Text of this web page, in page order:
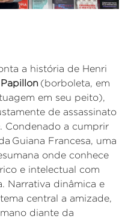
a história de Henri
Papillon (borboleta, em
em seu peito),
de assassinato
Condenado a cumprir
Guiana Francesa, uma
onde conhece
e intelectual com
Narrativa dinâmica e
central a amizade,
diante da